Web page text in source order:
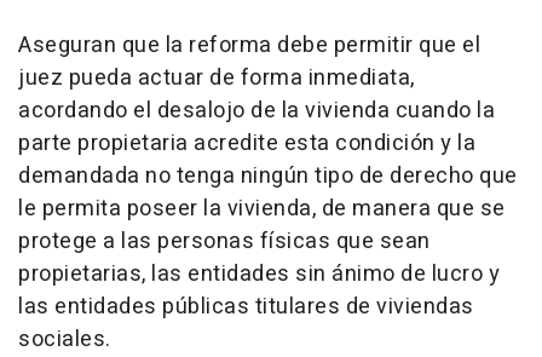
Aseguran que la reforma debe permitir que el
juez pueda actuar de forma inmediata,
acordando el desalojo de la vivienda cuando la
parte propietaria acredite esta condición y la
demandada no tenga ningún tipo de derecho que
le permita poseer la vivienda, de manera que se
protege a las personas físicas que sean
propietarias, las entidades sin ánimo de lucro y
las entidades públicas titulares de viviendas
sociales.